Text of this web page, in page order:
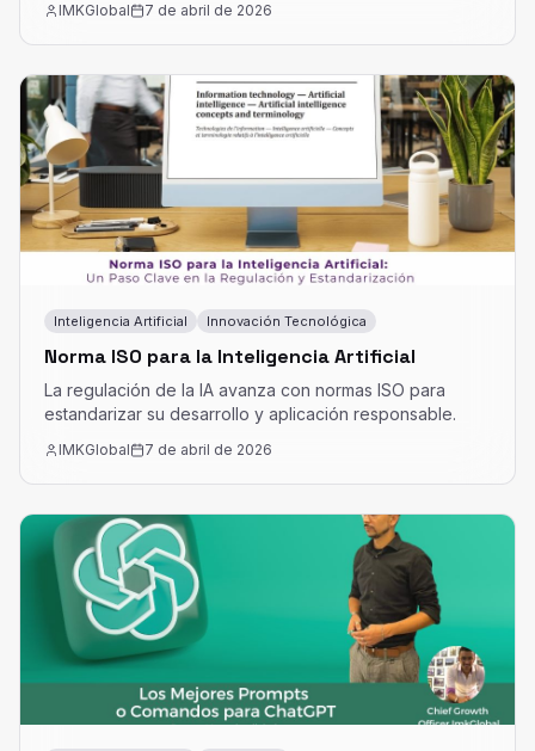
IMKGlobal 7 de abril de 2026
Inteligencia Artificial Innovación Tecnológica
Norma ISO para la Inteligencia Artificial
La regulación de la IA avanza con normas ISO para
estandarizar su desarrollo y aplicación responsable.
IMKGlobal 7 de abril de 2026